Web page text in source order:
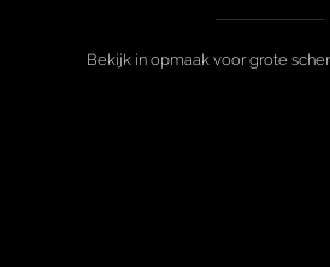
Bekijk in opmaak voor grote